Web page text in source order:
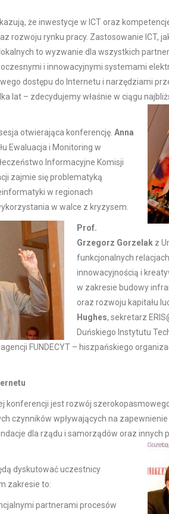
że inwestycje w ICT oraz
rozwoju rynku pracy. Zastosowanie ICT,
to wyzwanie dla wszystkich
i innowacyjnymi systemami
dostępu do Internetu i narzędziami
lat – zdecydujemy właśnie w ciągu
otwierająca konferencję. Anna
Ewaluacja i Monitoring w
Informacyjne Komisji
zajmie się problematyką
w regionach
w walce z kryzysem.
Prof.
Grzegorz Gorzelak z
funkcjonalnych
innowacyjnością i
w zakresie budowy
oraz rozwoju kapitału
Hughes, sekretarz
Duńskiego Instytutu
FUNDECYT – hiszpańskiego
konferencji jest rozwój
czynników wpływających na
dla rządu i samorządów oraz innych
dyskutować uczestnicy
zakresie to:
partnerami procesów